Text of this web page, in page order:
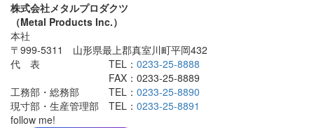
株式会社メタルプロダクツ
（Metal Products Inc.）
本社
〒999-5311 山形県最上郡真室川町平岡432
代 表 TEL： 0233-25-8888
FAX：0233-25-8889
工務部・総務部 TEL： 0233-25-8890
現寸部・生産管理部 TEL： 0233-25-8891
follow me!